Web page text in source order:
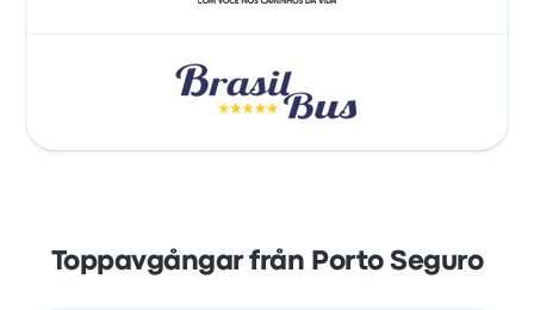
Toppavgångar från Porto Seguro